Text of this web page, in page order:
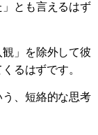
とも言えるはず
観」を除外して彼
るはずです。
う、短絡的な思考